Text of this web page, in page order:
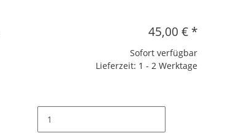
45,00 € *
Sofort verfügbar
Lieferzeit: 1 - 2 Werktage